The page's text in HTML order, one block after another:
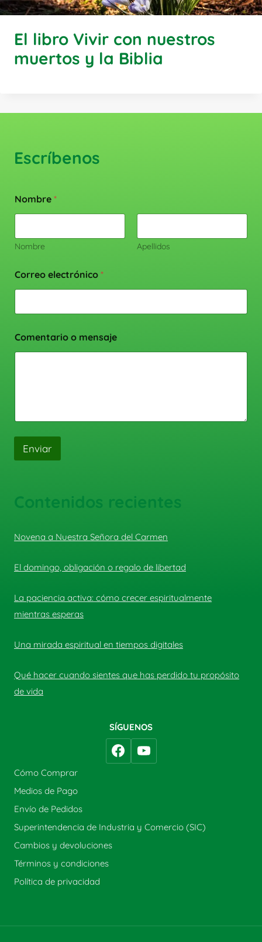
El libro Vivir con nuestros
muertos y la Biblia
Escríbenos
Nombre *
Nombre Apellidos
Correo electrónico *
Comentario o mensaje
Enviar
Contenidos recientes
Novena a Nuestra Señora del Carmen
El domingo, obligación o regalo de libertad
La paciencia activa: cómo crecer espiritualmente
mientras esperas
Una mirada espiritual en tiempos digitales
Qué hacer cuando sientes que has perdido tu propósito
de vida
SÍGUENOS
Cómo Comprar
Medios de Pago
Envío de Pedidos
Superintendencia de Industria y Comercio (SIC)
Cambios y devoluciones
Términos y condiciones
Política de privacidad